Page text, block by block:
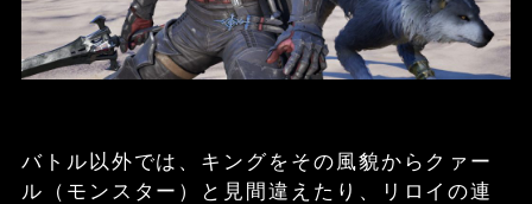
バトル以外では、キングをその風貌からクァー
ル（モンスター）と見間違えたり、リロイの連